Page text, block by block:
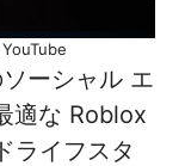
ーシャル エ
適な Roblox
ライフスタ